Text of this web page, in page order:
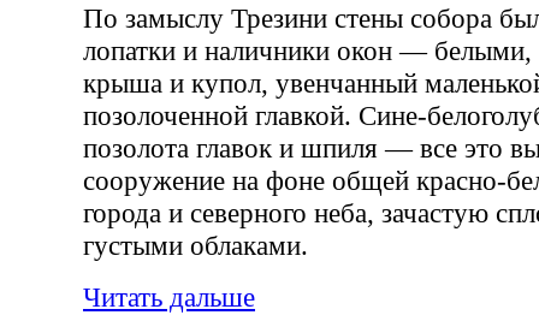
По замыслу Трезини стены собора
лопатки и наличники окон —
крыша и купол, увенчанный
позолоченной главкой. Сине-
позолота главок и шпиля — все это
сооружение на фоне общей красно-
города и северного неба, зачастую
густыми облаками.
Читать дальше